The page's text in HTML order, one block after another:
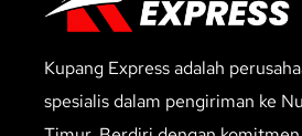
Kupang Express adalah
spesialis dalam pengiriman ke